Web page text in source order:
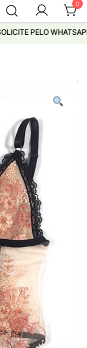
PELO WHATSAPP
Femininas
0